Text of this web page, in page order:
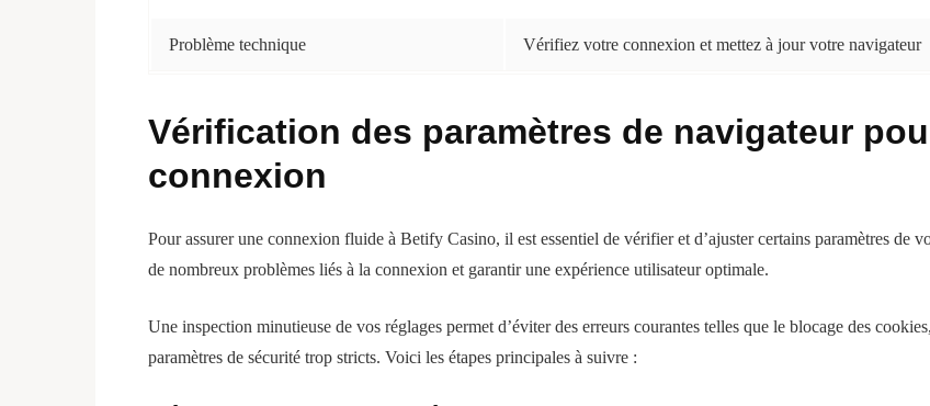
Problème technique Vérifiez votre connexion et mettez à jour votre navigateur
Vérification des paramètres de navigateur
connexion
Pour assurer une connexion fluide à Betify Casino, il est essentiel de vérifier et d’ajuster certains paramètres de
de nombreux problèmes liés à la connexion et garantir une expérience utilisateur optimale.
Une inspection minutieuse de vos réglages permet d’éviter des erreurs courantes telles que le blocage des
paramètres de sécurité trop stricts. Voici les étapes principales à suivre :